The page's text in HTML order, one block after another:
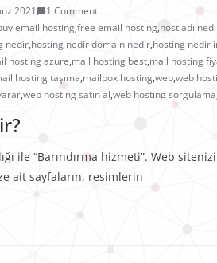
2021
1 Comment
email hosting,free email hosting,host adı
nedir,hosting nedir domain nedir,hosting nedir
hosting azure,mail hosting best,mail hosting
hosting taşıma,mailbox hosting,web,web
,web hosting satın al,web hosting sorgulama
ile “Barındırma hizmeti”. Web
ait sayfaların, resimlerin